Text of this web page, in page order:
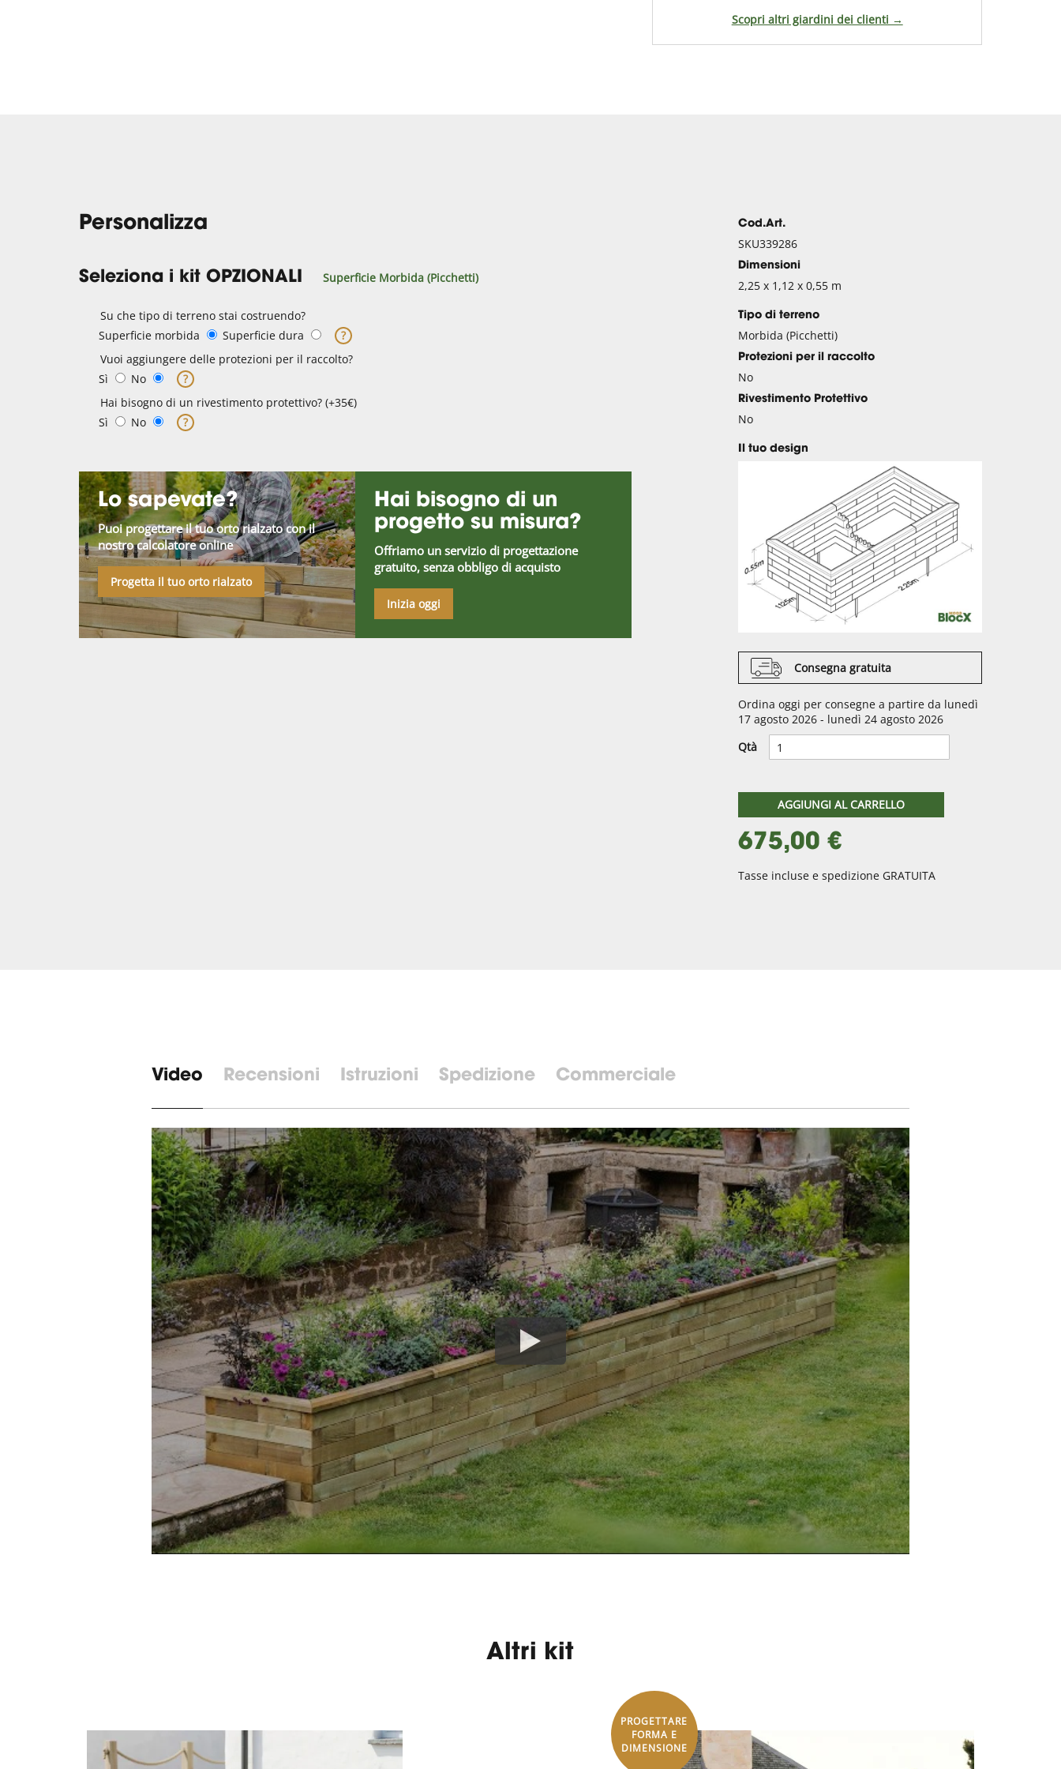
Scopri altri giardini dei clienti →
Personalizza
Seleziona i kit OPZIONALI Superficie Morbida (Picchetti)
Su che tipo di terreno stai costruendo?
Superficie morbida
Superficie dura
?
Vuoi aggiungere delle protezioni per il raccolto?
Sì
No
?
Hai bisogno di un rivestimento protettivo? (+35€)
Sì
No ?
Lo sapevate?
Puoi progettare il tuo orto rialzato con il
nostro calcolatore online
Progetta il tuo orto rialzato
Hai bisogno di un
progetto su misura?
Offriamo un servizio di progettazione
gratuito, senza obbligo di acquisto
Inizia oggi
Cod.Art.
SKU339286
Dimensioni
2,25 x 1,12 x 0,55 m
Tipo di terreno
Morbida (Picchetti)
Protezioni per il raccolto
No
Rivestimento Protettivo
No
Il tuo design
Consegna gratuita
Ordina oggi per consegne a partire da lunedì
17 agosto 2026 - lunedì 24 agosto 2026
Qtà
AGGIUNGI AL CARRELLO
675,00 €
Tasse incluse e spedizione GRATUITA
Video Recensioni Istruzioni Spedizione Commerciale
Altri kit
PROGETTARE
FORMA E
DIMENSIONE